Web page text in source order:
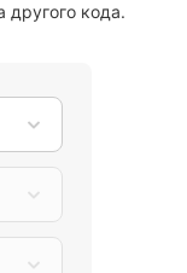
другого кода.